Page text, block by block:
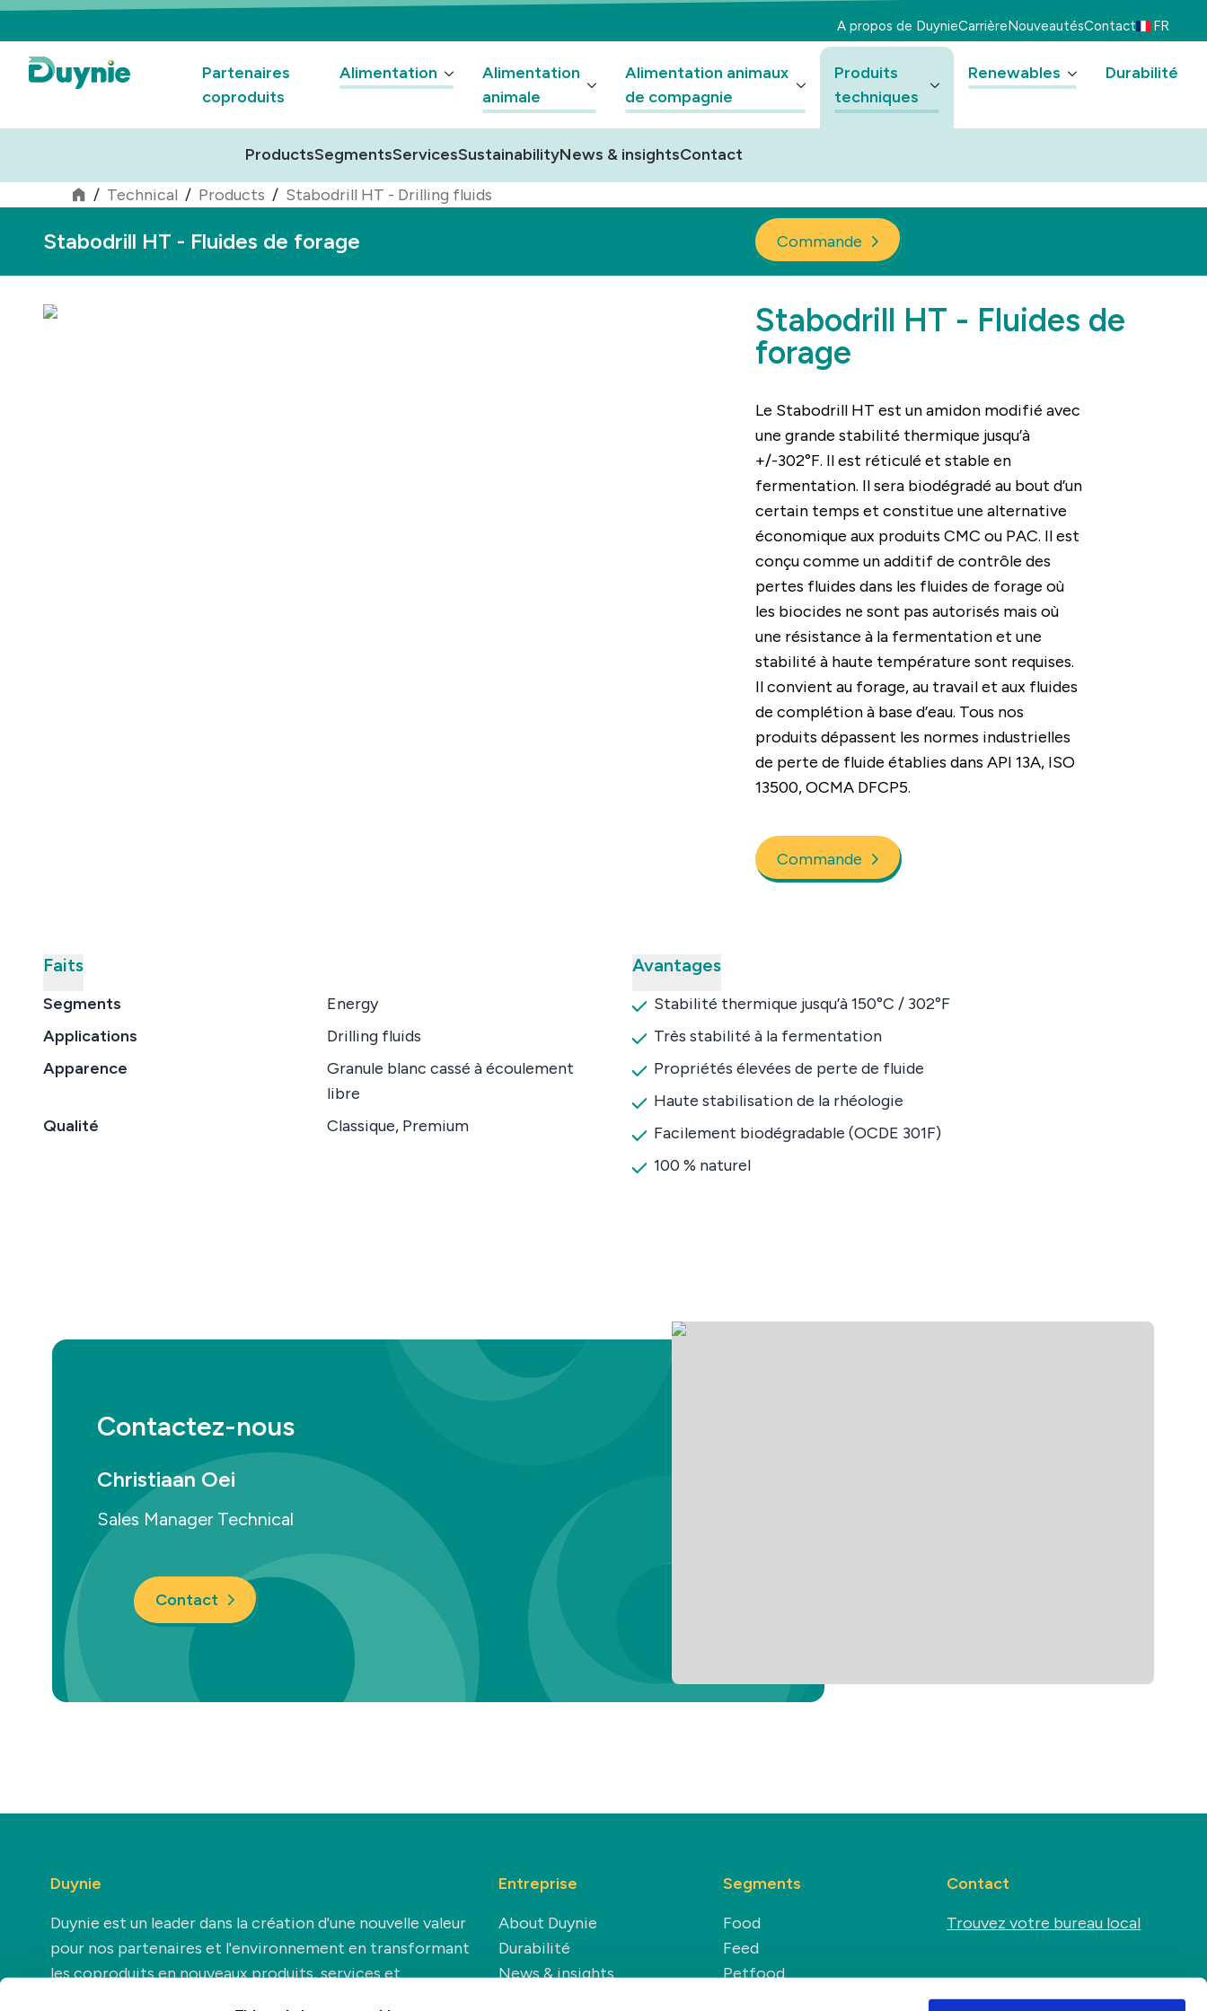
A propos de DuynieCarrièreNouveautésContact FR
Partenaires
coproduits
Alimentation
Alimentation
animale
Alimentation animaux
de compagnie
Produits
techniques
Renewables Durabilité
ProductsSegmentsServicesSustainabilityNews & insightsContact
/ Technical / Products / Stabodrill HT - Drilling fluids
Stabodrill HT - Fluides de forage Commande
Stabodrill HT - Fluides de
forage
Le Stabodrill HT est un amidon modifié avec
une grande stabilité thermique jusqu’à
+/-302°F. Il est réticulé et stable en
fermentation. Il sera biodégradé au bout d’un
certain temps et constitue une alternative
économique aux produits CMC ou PAC. Il est
conçu comme un additif de contrôle des
pertes fluides dans les fluides de forage où
les biocides ne sont pas autorisés mais où
une résistance à la fermentation et une
stabilité à haute température sont requises.
Il convient au forage, au travail et aux fluides
de complétion à base d’eau. Tous nos
produits dépassent les normes industrielles
de perte de fluide établies dans API 13A, ISO
13500, OCMA DFCP5.
Commande
Faits
Segments
Energy
Applications
Drilling fluids
Apparence
Granule blanc cassé à écoulement
libre
Qualité
Classique, Premium
Avantages
Stabilité thermique jusqu’à 150°C / 302°F
Très stabilité à la fermentation
Propriétés élevées de perte de fluide
Haute stabilisation de la rhéologie
Facilement biodégradable (OCDE 301F)
100 % naturel
Contactez-nous
Christiaan Oei
Sales Manager Technical
Contact
Duynie
Duynie est un leader dans la création d'une nouvelle valeur
pour nos partenaires et l'environnement en transformant
les coproduits en nouveaux produits, services et
Entreprise
About Duynie
Durabilité
News & insights
Segments
Food
Feed
Petfood
Contact
Trouvez votre bureau local